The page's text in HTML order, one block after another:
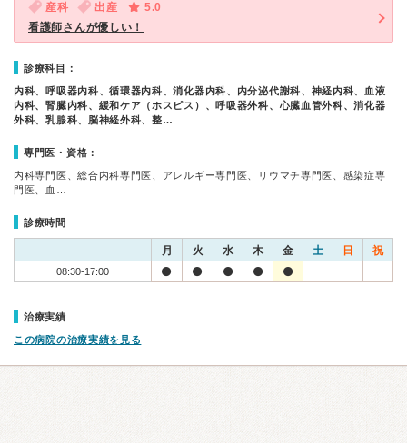
産科 出産
5.0
看護師さんが優しい！
診療科目：
内科、呼吸器内科、循環器内科、消化器内科、内分泌代謝科、神経内科、血液
内科、腎臓内科、緩和ケア（ホスピス）、呼吸器外科、心臓血管外科、消化器
外科、乳腺科、脳神経外科、整…
専門医・資格：
内科専門医、総合内科専門医、アレルギー専門医、リウマチ専門医、感染症専
門医、血…
診療時間
月 火 水 木 金 土 日 祝
08:30-17:00
治療実績
この病院の治療実績を見る